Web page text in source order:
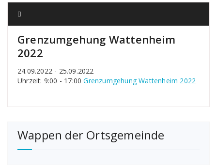
Grenzumgehung Wattenheim
2022
24.09.2022 - 25.09.2022
Uhrzeit: 9:00 - 17:00Grenzumgehung Wattenheim 2022
Wappen der Ortsgemeinde